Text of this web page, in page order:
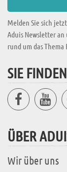
Melden Sie sich
Aduis Newsletter
rund um das
SIE
ÜBER
Wir über uns